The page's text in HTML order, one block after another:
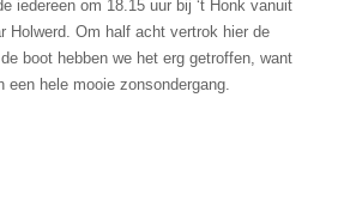
iedereen om 18.15 uur bij ‘t Honk vanuit
Holwerd. Om half acht vertrok hier de
boot hebben we het erg getroffen, want
een hele mooie zonsondergang.